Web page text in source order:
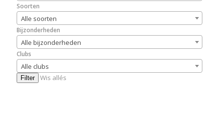
Soorten
Alle soorten
Bijzonderheden
Alle bijzonderheden
Clubs
Alle clubs
Filter Wis allés